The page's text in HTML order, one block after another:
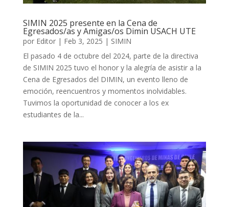
SIMIN 2025 presente en la Cena de
Egresados/as y Amigas/os Dimin USACH UTE
por Editor| Feb 3, 2025 | SIMIN
El pasado 4 de octubre del 2024, parte de la directiva
de SIMIN 2025 tuvo el honor y la alegría de asistir a la
Cena de Egresados del DIMIN, un evento lleno de
emoción, reencuentros y momentos inolvidables.
Tuvimos la oportunidad de conocer a los ex
estudiantes de la...